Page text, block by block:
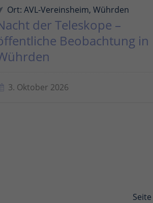
Ort: AVL-Vereinsheim, Wührden
der Teleskope –
Beobachtung in
3. Oktober 2026